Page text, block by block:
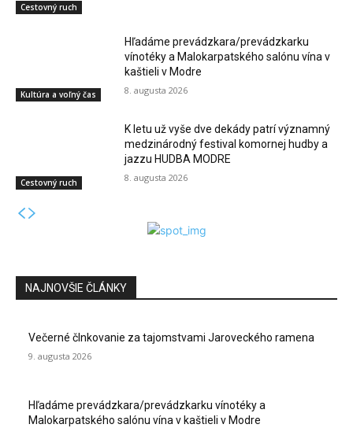
Cestovný ruch
Kultúra a voľný čas
Hľadáme prevádzkara/prevádzkarku
vínotéky a Malokarpatského salónu vína v
kaštieli v Modre
8. augusta 2026
Cestovný ruch
K letu už vyše dve dekády patrí významný
medzinárodný festival komornej hudby a
jazzu HUDBA MODRE
8. augusta 2026
NAJNOVŠIE ČLÁNKY
Večerné člnkovanie za tajomstvami Jaroveckého ramena
9. augusta 2026
Hľadáme prevádzkara/prevádzkarku vínotéky a
Malokarpatského salónu vína v kaštieli v Modre